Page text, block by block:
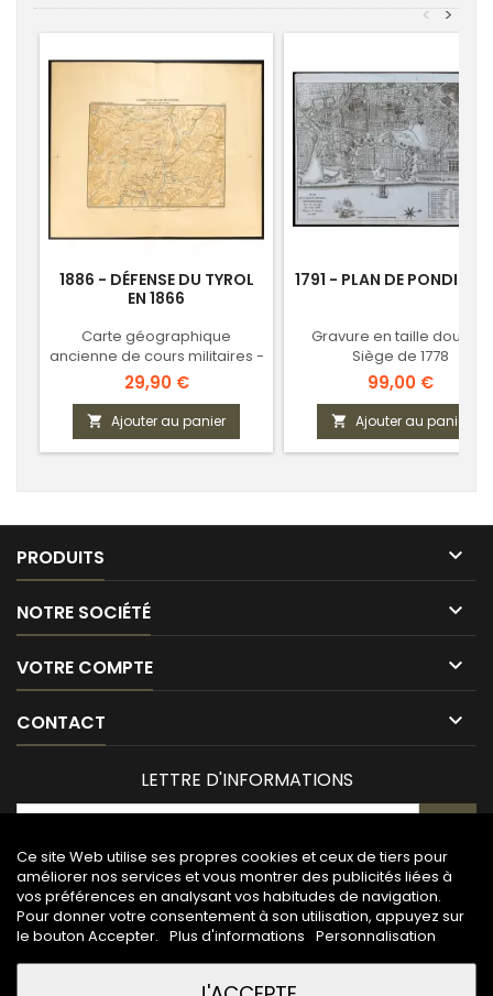
>
<
1886 - DÉFENSE DU TYROL
EN 1866
Carte géographique
ancienne de cours militaires -
Guerre austro-prussienne
Prix
29,90 €
 Ajouter au panier
1791 - PLAN DE
Gravure en taille douce -
Siège de 1778
Prix
99,00 €
 Ajouter au panier
PRODUITS 
NOTRE SOCIÉTÉ 
VOTRE COMPTE 
CONTACT 
Ce site Web utilise ses propres cookies et ceux de tiers pour
améliorer nos services et vous montrer des publicités liées à
vos préférences en analysant vos habitudes de navigation.
Pour donner votre consentement à son utilisation, appuyez sur
le bouton Accepter. Plus d'informations Personnalisation
LETTRE D'INFORMATIONS